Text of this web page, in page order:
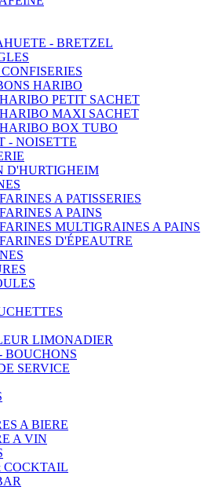
- BRETZEL
HARIBO
HARIBO PETIT SACHET
HARIBO MAXI SACHET
HARIBO BOX TUBO
- NOISETTE
D'HURTIGHEIM
FARINES A PATISSERIES
FARINES A PAINS
FARINES MULTIGRAINES A PAINS
FARINES D'ÉPEAUTRE
LIMONADIER
BOUCHONS
SERVICE
A BIERE
A VIN
COCKTAIL